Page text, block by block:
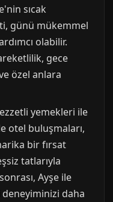
sıcak
günü mükemmel
olabilir.
gece
özel anlara
yemekleri ile
otel buluşmaları,
bir fırsat
tatlarıyla
Ayşe ile
daha